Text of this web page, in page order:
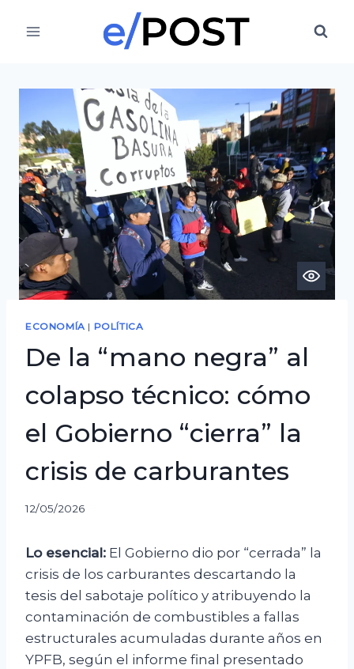
ECONOMÍA | POLÍTICA
De la “mano negra” al
colapso técnico: cómo
el Gobierno “cierra” la
crisis de carburantes
12/05/2026
Lo esencial: El Gobierno dio por “cerrada” la
crisis de los carburantes descartando la
tesis del sabotaje político y atribuyendo la
contaminación de combustibles a fallas
estructurales acumuladas durante años en
YPFB, según el informe final presentado